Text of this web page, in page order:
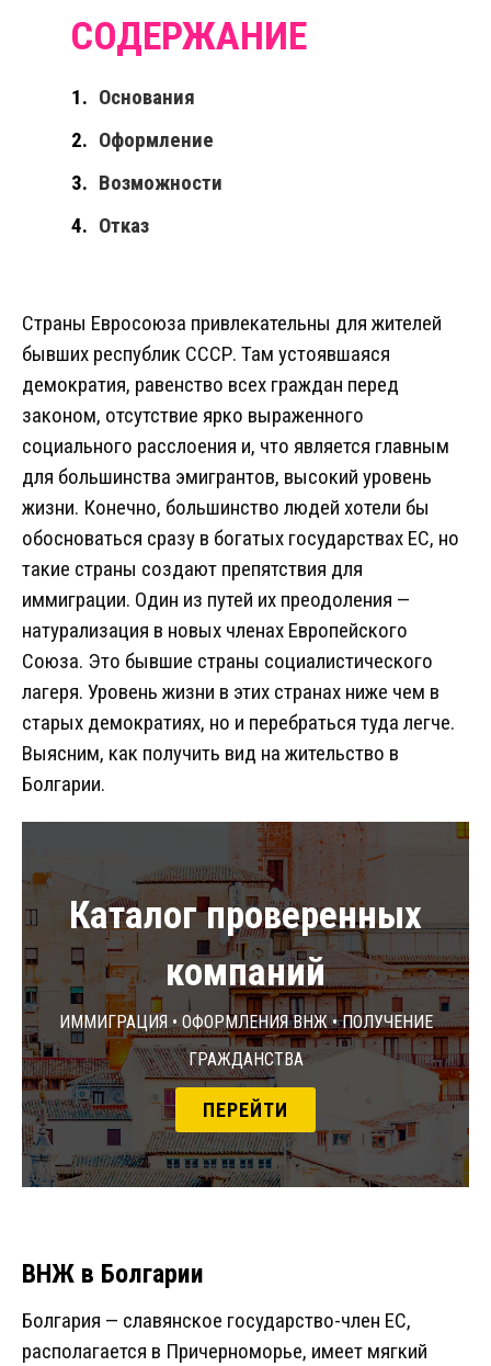
Основания
Оформление
Возможности
Отказ
Страны Евросоюза привлекательны для жителей
бывших республик СССР. Там устоявшаяся
демократия, равенство всех граждан перед
законом, отсутствие ярко выраженного
социального расслоения и, что является главным
для большинства эмигрантов, высокий уровень
жизни. Конечно, большинство людей хотели бы
обосноваться сразу в богатых государствах ЕС, но
такие страны создают препятствия для
иммиграции. Один из путей их преодоления —
натурализация в новых членах Европейского
Союза. Это бывшие страны социалистического
лагеря. Уровень жизни в этих странах ниже чем в
старых демократиях, но и перебраться туда легче.
Выясним, как получить вид на жительство в
Болгарии.
Каталог проверенных
компаний
Иммиграция • Оформления ВНЖ • Получение
гражданства
ПЕРЕЙТИ
ВНЖ в Болгарии
Болгария — славянское государство-член ЕС,
располагается в Причерноморье, имеет мягкий